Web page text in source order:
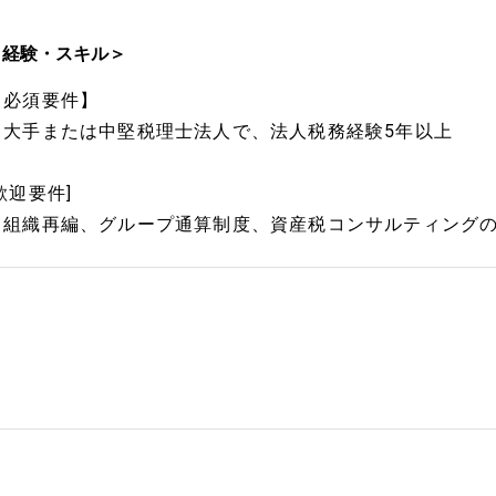
験・スキル＞
須要件】
手または中堅税理士法人で、法人税務経験5年以上
迎要件]
織再編、グループ通算制度、資産税コンサルティング